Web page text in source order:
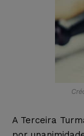
A Terceira